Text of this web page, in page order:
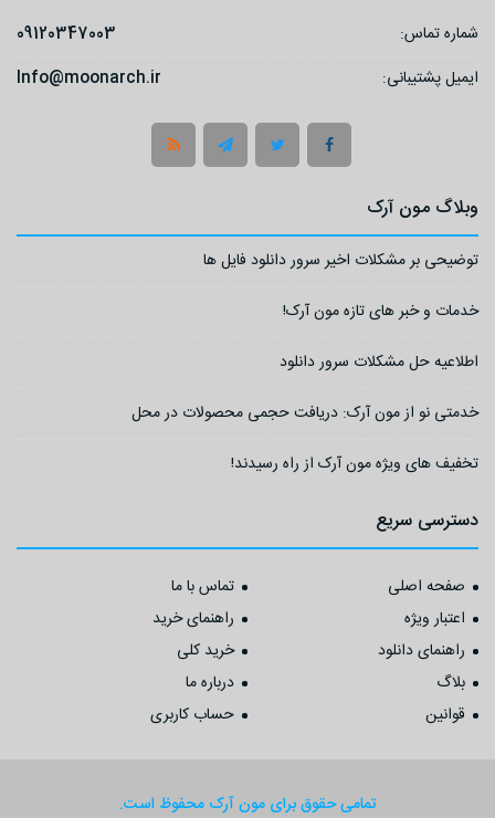
شماره تماس:
09120347003
ایمیل پشتیبانی:
Info@moonarch.ir
وبلاگ مون آرک
توضیحی بر مشکلات اخیر سرور دانلود فایل ها
خدمات و خبر های تازه مون آرک!
اطلاعیه حل مشکلات سرور دانلود
خدمتی نو از مون آرک: دریافت حجمی محصولات در محل
تخفیف های ویژه مون آرک از راه رسیدند!
دسترسی سریع
صفحه اصلی
تماس با ما
اعتبار ویژه
راهنمای خرید
راهنمای دانلود
خرید کلی
بلاگ
درباره ما
قوانین
حساب کاربری
تمامی حقوق برای مون آرک محفوظ است.